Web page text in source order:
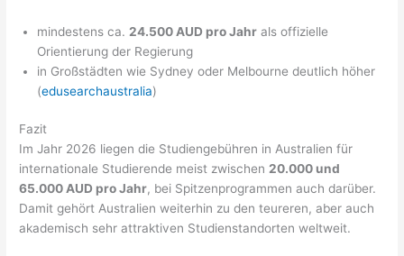
mindestens ca. 24.500 AUD pro Jahr als offizielle
Orientierung der Regierung
in Großstädten wie Sydney oder Melbourne deutlich höher
(edusearchaustralia)
Fazit
Im Jahr 2026 liegen die Studiengebühren in Australien für
internationale Studierende meist zwischen 20.000 und
65.000 AUD pro Jahr, bei Spitzenprogrammen auch darüber.
Damit gehört Australien weiterhin zu den teureren, aber auch
akademisch sehr attraktiven Studienstandorten weltweit.